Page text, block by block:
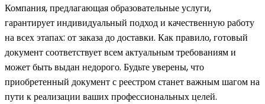
Компания, предлагающая образовательные услуги,
гарантирует индивидуальный подход и качественную работу
на всех этапах: от заказа до доставки. Как правило, готовый
документ соответствует всем актуальным требованиям и
может быть выдан недорого. Будьте уверены, что
приобретенный документ с реестром станет важным шагом на
пути к реализации ваших профессиональных целей.